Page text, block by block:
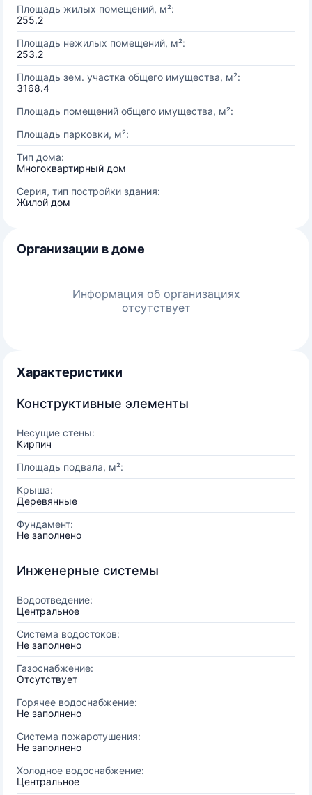
Площадь жилых помещений, м²:
255.2
Площадь нежилых помещений, м²:
253.2
Площадь зем. участка общего имущества, м²:
3168.4
Площадь помещений общего имущества, м²:
Площадь парковки, м²:
Тип дома:
Многоквартирный дом
Серия, тип постройки здания:
Жилой дом
Организации в доме
Информация об организациях
отсутствует
Характеристики
Конструктивные элементы
Несущие стены:
Кирпич
Площадь подвала, м²:
Крыша:
Деревянные
Фундамент:
Не заполнено
Инженерные системы
Водоотведение:
Центральное
Система водостоков:
Не заполнено
Газоснабжение:
Отсутствует
Горячее водоснабжение:
Не заполнено
Система пожаротушения:
Не заполнено
Холодное водоснабжение:
Центральное